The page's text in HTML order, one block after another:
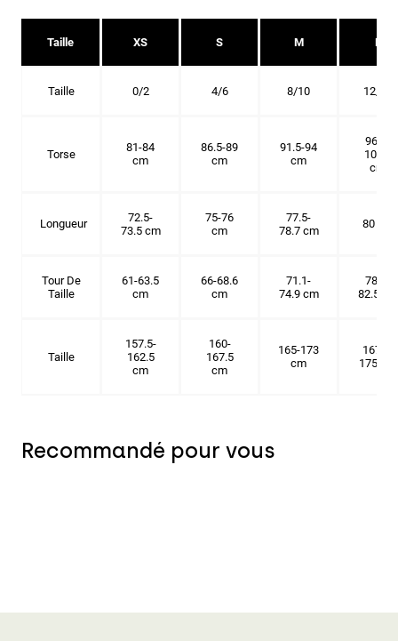
Taille XS S M L
Taille 0/2 4/6 8/10 12/14
Torse
81-84
cm
86.5-89
cm
91.5-94
cm
96.5-
101.5
cm
Longueur
72.5-
73.5 cm
75-76
cm
77.5-
78.7 cm
80 cm
Tour De
Taille
61-63.5
cm
66-68.6
cm
71.1-
74.9 cm
78.7-
82.5 cm
Taille
157.5-
162.5
cm
160-
167.5
cm
165-173
cm
167.5-
175 cm
Recommandé pour vous